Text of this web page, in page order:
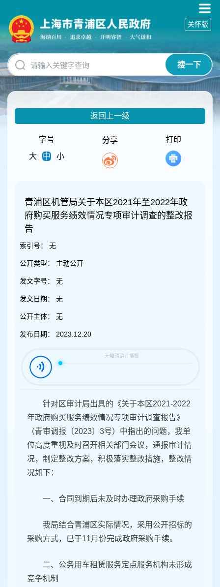
碍
操
明
跳
转
到
网
搜一下
关怀版
返回上一级
字号
大
中 小
分享 打印
青浦区机管局关于本区2021年至2022年政
府购买服务绩效情况专项审计调查的整改报
告
索引号： 无
公开类型： 主动公开
发文字号： 无
发文日期： 无
公开主体： 无
发布日期： 2023.12.20
针对区审计局出具的《关于本区2021-2022
年政府购买服务绩效情况专项审计调查报告》
（青审调报〔2023〕3号）中指出的问题，我单
位高度重视及时召开相关部门会议，通报审计情
况，制定整改方案，积极落实整改措施，整改情
况如下：
一、合同到期后未及时办理政府采购手续
我局结合青浦区实际情况，采用公开招标的
采购方式，已于11月份完成政府采购手续。
二、公务用车租赁服务定点服务机构未形成
竞争机制